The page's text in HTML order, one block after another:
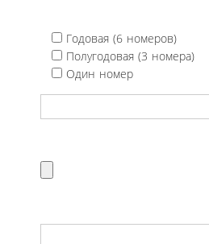
Годовая (6 номеров)
Полугодовая (3 номера)
Один номер